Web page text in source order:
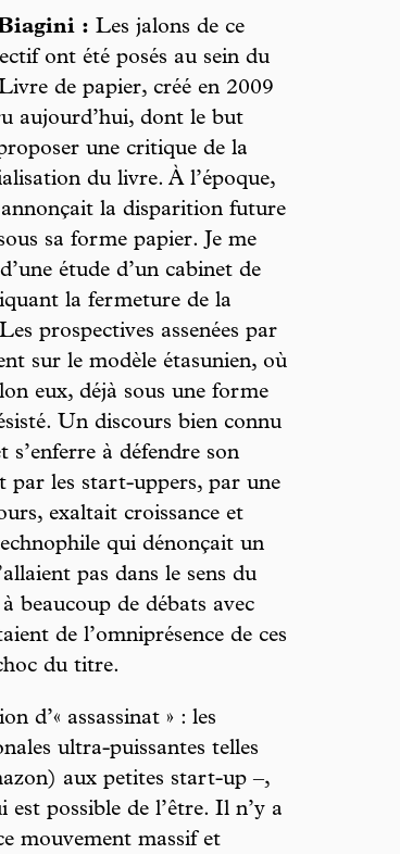
: Les jalons de ce
ont été posés au sein du
de papier, créé en 2009
aujourd’hui, dont le but
une critique de la
du livre. À l’époque,
la disparition future
sa forme papier. Je me
étude d’un cabinet de
la fermeture de la
prospectives assenées par
sur le modèle étasunien, où
eux, déjà sous une forme
Un discours bien connu
à défendre son
par les start-uppers, par une
exaltait croissance et
qui dénonçait un
pas dans le sens du
beaucoup de débats avec
de l’omniprésence de ces
du titre.
d’« assassinat » : les
ultra-puissantes telles
aux petites start-up –,
possible de l’être. Il n’y a
mouvement massif et